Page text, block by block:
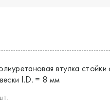
втулка стойки
I.D. = 8 мм